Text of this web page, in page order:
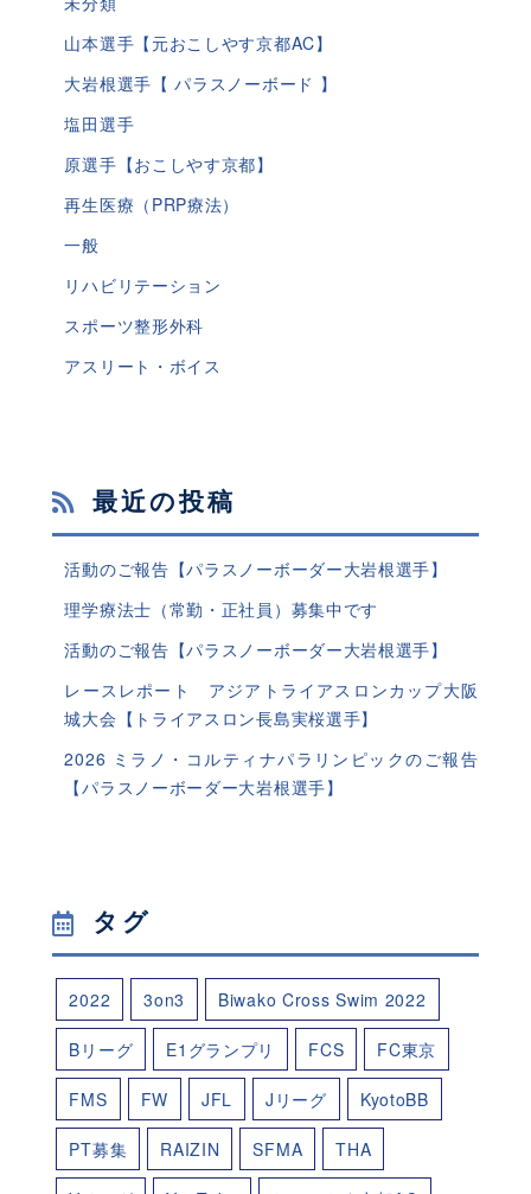
山本選手【元おこしやす京都AC】
大岩根選手【 パラスノーボード 】
塩田選手
原選手【おこしやす京都】
再生医療（PRP療法）
一般
リハビリテーション
スポーツ整形外科
アスリート・ボイス
最近の投稿
活動のご報告【パラスノーボーダー大岩根選手】
理学療法士（常勤・正社員）募集中です
活動のご報告【パラスノーボーダー大岩根選手】
レースレポート アジアトライアスロンカップ大阪
城大会【トライアスロン長島実桜選手】
2026 ミラノ・コルティナパラリンピックのご報告
【パラスノーボーダー大岩根選手】
タグ
2022 3on3 Biwako Cross Swim 2022
Bリーグ E1グランプリ FCS FC東京
FMS FW JFL Jリーグ KyotoBB
PT募集 RAIZIN SFMA THA